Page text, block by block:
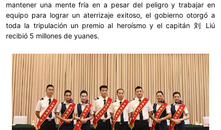
mantener una mente fría en a pesar del peligro y trabajar en
equipo para lograr un aterrizaje exitoso, el gobierno otorgó a
toda la tripulación un premio al heroísmo y el capitán 刘 Liú
recibió 5 millones de yuanes.